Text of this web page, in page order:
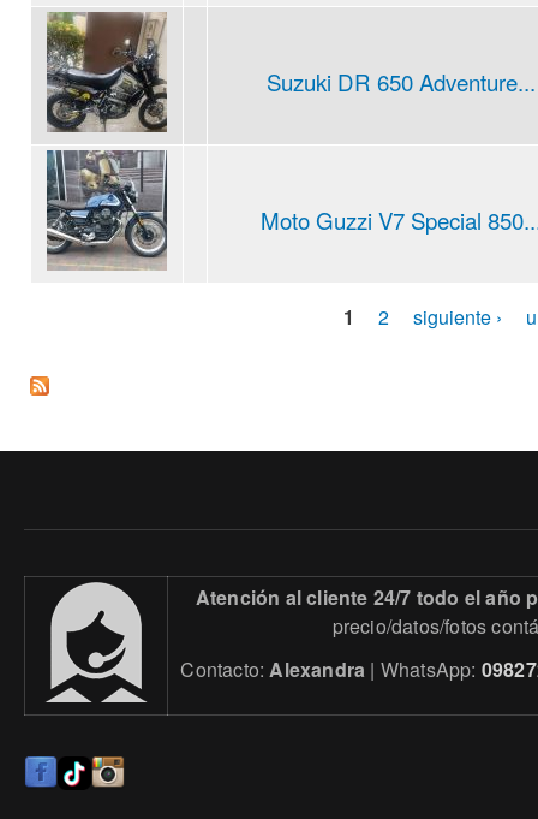
Suzuki DR 650 Adventure...
Moto Guzzi V7 Special
1 2 siguiente ›
Atención al cliente 24/7 todo el año
precio/datos/fotos
Contacto:Alexandra | WhatsApp: